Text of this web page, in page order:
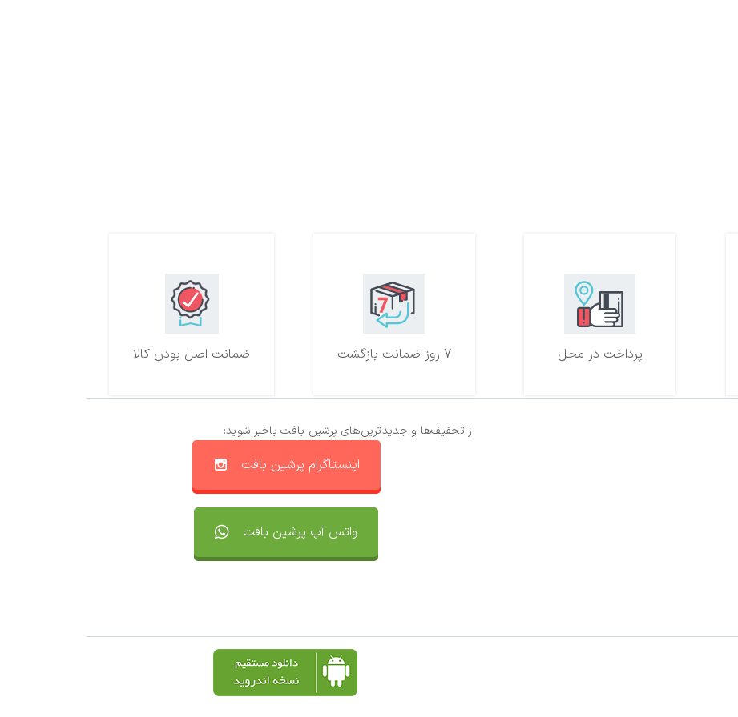
ضمانت اصل بودن کالا 7 روز ضمانت بازگشت پرداخت در محل
از تخفیف‌ها و جدیدترین‌های پرشین بافت باخبر شوید:
اینستاگرام پرشین بافت
واتس آپ پرشین بافت